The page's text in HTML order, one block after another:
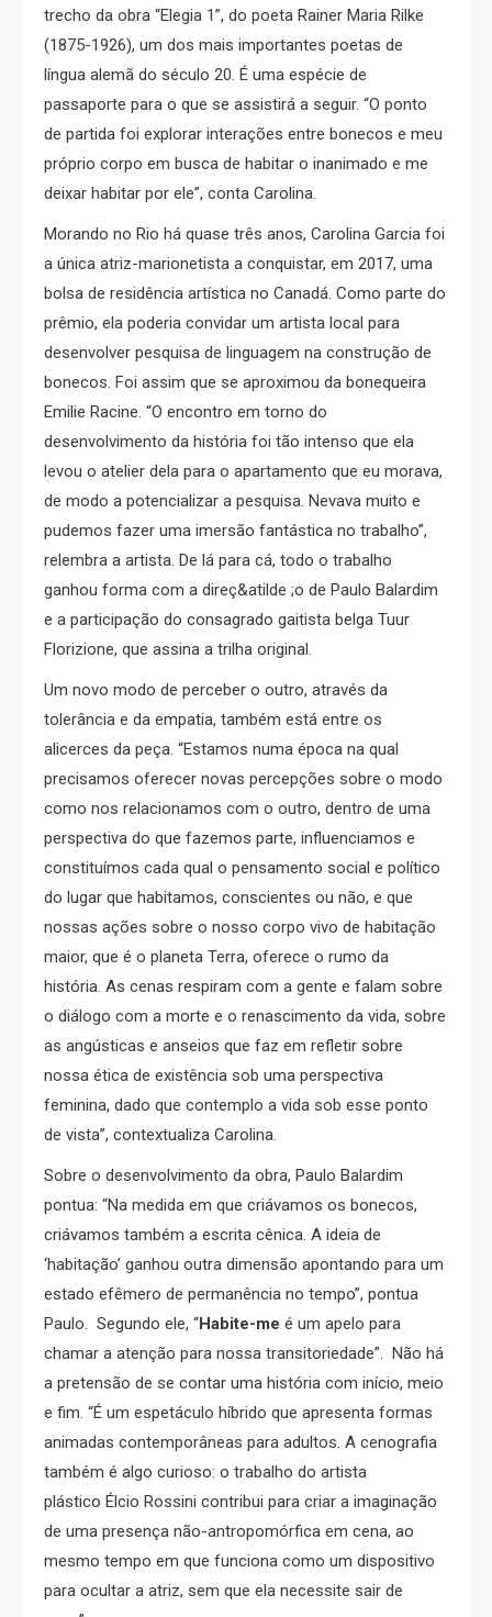
trecho da obra “Elegia 1”, do poeta Rainer Maria Rilke
(1875-1926), um dos mais importantes poetas de
língua alemã do século 20. É uma espécie de
passaporte para o que se assistirá a seguir. “O ponto
de partida foi explorar interações entre bonecos e meu
próprio corpo em busca de habitar o inanimado e me
deixar habitar por ele”, conta Carolina.
Morando no Rio há quase três anos, Carolina Garcia foi
a única atriz-marionetista a conquistar, em 2017, uma
bolsa de residência artística no Canadá. Como parte do
prêmio, ela poderia convidar um artista local para
desenvolver pesquisa de linguagem na construção de
bonecos. Foi assim que se aproximou da bonequeira
Emilie Racine. “O encontro em torno do
desenvolvimento da história foi tão intenso que ela
levou o atelier dela para o apartamento que eu morava,
de modo a potencializar a pesquisa. Nevava muito e
pudemos fazer uma imersão fantástica no trabalho”,
relembra a artista. De lá para cá, todo o trabalho
ganhou forma com a direç&atilde ;o de Paulo Balardim
e a participação do consagrado gaitista belga Tuur
Florizione, que assina a trilha original.
Um novo modo de perceber o outro, através da
tolerância e da empatia, também está entre os
alicerces da peça. “Estamos numa época na qual
precisamos oferecer novas percepções sobre o modo
como nos relacionamos com o outro, dentro de uma
perspectiva do que fazemos parte, influenciamos e
constituímos cada qual o pensamento social e político
do lugar que habitamos, conscientes ou não, e que
nossas ações sobre o nosso corpo vivo de habitação
maior, que é o planeta Terra, oferece o rumo da
história. As cenas respiram com a gente e falam sobre
o diálogo com a morte e o renascimento da vida, sobre
as angústicas e anseios que faz em refletir sobre
nossa ética de existência sob uma perspectiva
feminina, dado que contemplo a vida sob esse ponto
de vista”, contextualiza Carolina.
Sobre o desenvolvimento da obra, Paulo Balardim
pontua: “Na medida em que criávamos os bonecos,
criávamos também a escrita cênica. A ideia de
‘habitação’ ganhou outra dimensão apontando para um
estado efêmero de permanência no tempo”, pontua
Paulo. Segundo ele, “Habite-me é um apelo para
chamar a atenção para nossa transitoriedade”. Não há
a pretensão de se contar uma história com início, meio
e fim. “É um espetáculo híbrido que apresenta formas
animadas contemporâneas para adultos. A cenografia
também é algo curioso: o trabalho do artista
plástico Élcio Rossini contribui para criar a imaginação
de uma presença não-antropomórfica em cena, ao
mesmo tempo em que funciona como um dispositivo
para ocultar a atriz, sem que ela necessite sair de